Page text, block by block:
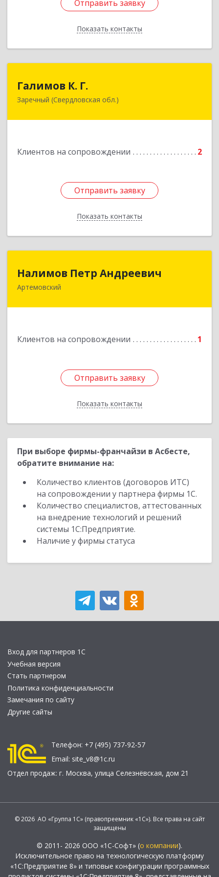
Отправить заявку
Показать контакты
Отправить заявку
Назад
Галимов К. Г.
Заречный (Свердловская обл.)
Клиентов на сопровождении 2
Отправить заявку
Показать контакты
Свердловская обл, г. Заречный, ул. Кузнецова,
Отправить заявку
Назад
Налимов Петр Андреевич
Артемовский
Клиентов на сопровождении 1
Отправить заявку
Показать контакты
623780, Свердловская обл, Артемовский г,
Отправить заявку
Назад
При выборе фирмы-франчайзи в Асбесте,
обратите внимание на:
Количество клиентов (договоров ИТС)
на сопровождении у партнера фирмы 1С.
Количество специалистов, аттестованных
на внедрение технологий и решений
системы 1С:Предприятие.
Наличие у фирмы статуса
Вход для партнеров 1С
Учебная версия
Стать партнером
Политика конфиденциальности
Замечания по сайту
Другие сайты
Телефон: +7 (495) 737-92-57
Email: site_v8@1c.ru
Отдел продаж: г. Москва, улица Селезнёвская, дом 21
© 2026 АО «Группа 1С» (правопреемник «1С»). Все права на сайт
защищены
© 2011- 2026 ООО «1С-Софт» (о компании).
Исключительное право на технологическую платформу
«1С:Предприятие 8» и типовые конфигурации программных